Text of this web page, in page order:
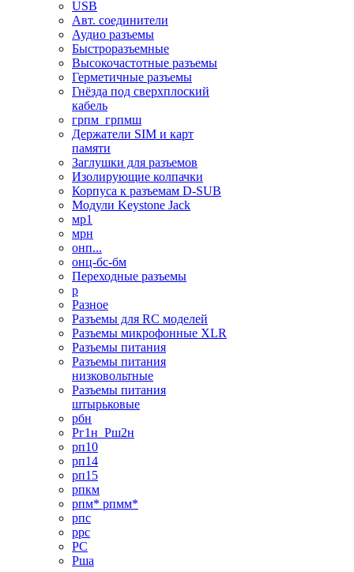
USB
Авт. соединители
Аудио разъемы
Быстроразъемные
Высокочастотные разъемы
Герметичные разъемы
Гнёзда под сверхплоский
кабель
грпм_грпмш
Держатели SIM и карт
памяти
Заглушки для разъемов
Изолирующие колпачки
Корпуса к разъемам D-SUB
Модули Keystone Jack
мр1
мрн
онп...
онц-бс-бм
Переходные разъемы
р
Разное
Разъемы для RC моделей
Разъемы микрофонные XLR
Разъемы питания
Разъемы питания
низковольтные
Разъемы питания
штырьковые
рбн
Рг1н_Рш2н
рп10
рп14
рп15
рпкм
рпм* рпмм*
рпс
ррс
РС
Рша